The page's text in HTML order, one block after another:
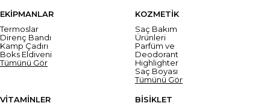
EKİPMANLAR
Termoslar
Direnç Bandı
Kamp Çadırı
Boks Eldiveni
Tümünü Gör
KOZMETİK
Saç Bakım
Ürünleri
Parfüm ve
Deodorant
Highlighter
Saç Boyası
Tümünü Gör
VİTAMİNLER
BİSİKLET